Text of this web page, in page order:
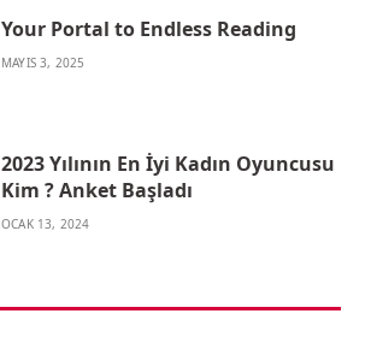
Your Portal to Endless Reading
MAYIS 3, 2025
2023 Yılının En İyi Kadın Oyuncusu
Kim ? Anket Başladı
OCAK 13, 2024